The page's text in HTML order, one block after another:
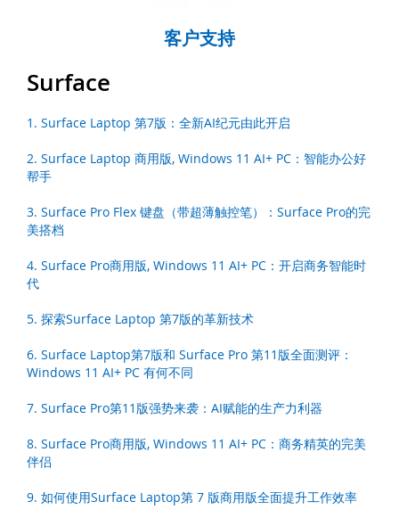
客户支持
Surface
1. Surface Laptop 第7版：全新AI纪元由此开启
2. Surface Laptop 商用版, Windows 11 AI+ PC：智能办公好
帮手
3. Surface Pro Flex 键盘（带超薄触控笔）：Surface Pro的完
美搭档
4. Surface Pro商用版, Windows 11 AI+ PC：开启商务智能时
代
5. 探索Surface Laptop 第7版的革新技术
6. Surface Laptop第7版和 Surface Pro 第11版全面测评：
Windows 11 AI+ PC 有何不同
7. Surface Pro第11版强势来袭：AI赋能的生产力利器
8. Surface Pro商用版, Windows 11 AI+ PC：商务精英的完美
伴侣
9. 如何使用Surface Laptop第 7 版商用版全面提升工作效率